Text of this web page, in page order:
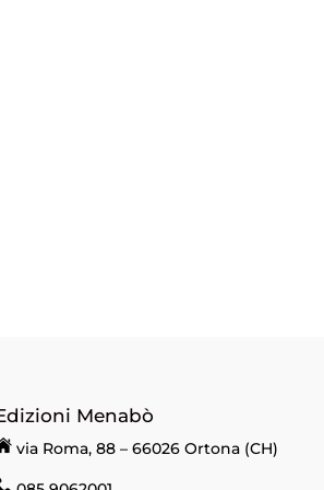
Menabò
via Roma, 88 – 66026 Ortona (CH)